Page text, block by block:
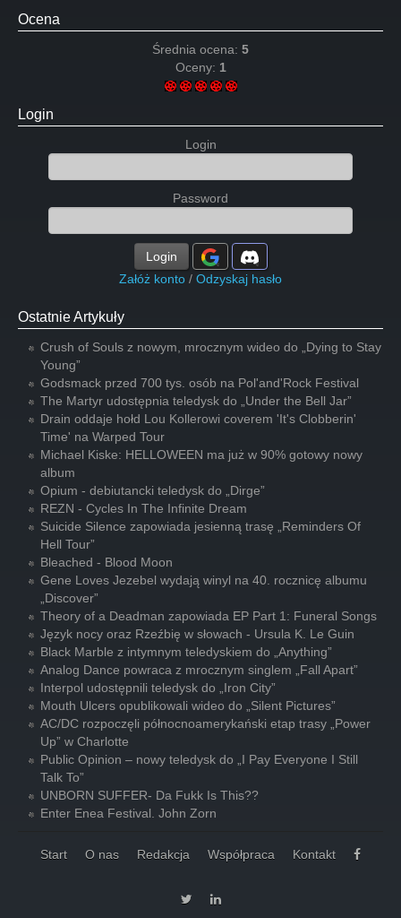
Ocena
Średnia ocena: 5
Oceny: 1
Login
Login
Password
Login
Załóż konto / Odzyskaj hasło
Ostatnie Artykuły
Crush of Souls z nowym, mrocznym wideo do „Dying to Stay
Young”
Godsmack przed 700 tys. osób na Pol'and'Rock Festival
The Martyr udostępnia teledysk do „Under the Bell Jar”
Drain oddaje hołd Lou Kollerowi coverem 'It's Clobberin'
Time' na Warped Tour
Michael Kiske: HELLOWEEN ma już w 90% gotowy nowy
album
Opium - debiutancki teledysk do „Dirge”
REZN - Cycles In The Infinite Dream
Suicide Silence zapowiada jesienną trasę „Reminders Of
Hell Tour”
Bleached - Blood Moon
Gene Loves Jezebel wydają winyl na 40. rocznicę albumu
„Discover”
Theory of a Deadman zapowiada EP Part 1: Funeral Songs
Język nocy oraz Rzeźbię w słowach - Ursula K. Le Guin
Black Marble z intymnym teledyskiem do „Anything”
Analog Dance powraca z mrocznym singlem „Fall Apart”
Interpol udostępnili teledysk do „Iron City”
Mouth Ulcers opublikowali wideo do „Silent Pictures”
AC/DC rozpoczęli północnoamerykański etap trasy „Power
Up” w Charlotte
Public Opinion – nowy teledysk do „I Pay Everyone I Still
Talk To”
UNBORN SUFFER- Da Fukk Is This??
Enter Enea Festival. John Zorn
Start O nas Redakcja Współpraca Kontakt